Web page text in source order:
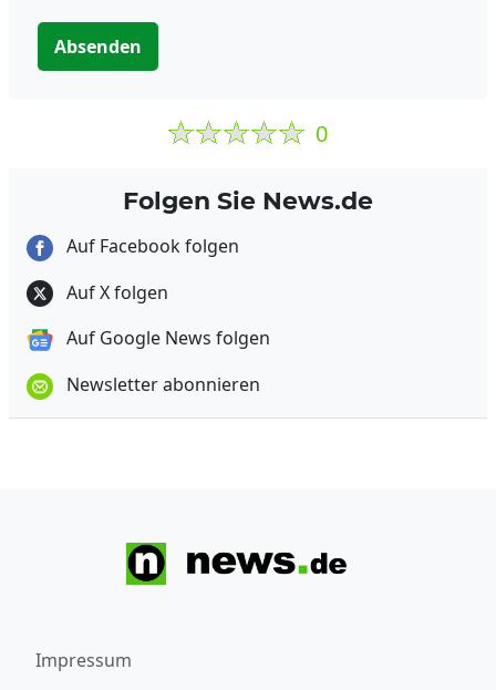
Absenden
0
Folgen Sie News.de
Auf Facebook folgen
Auf X folgen
Auf Google News folgen
Newsletter abonnieren
Impressum